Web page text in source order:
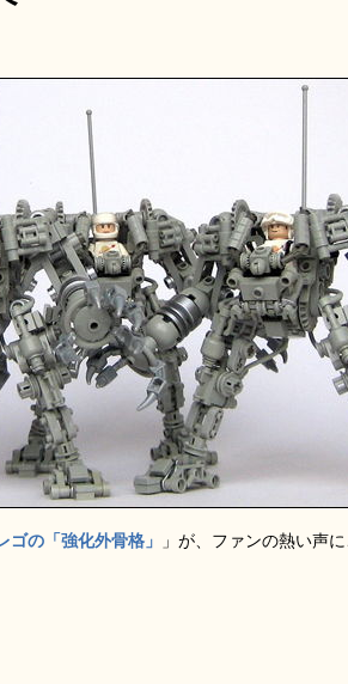
の「強化外骨格」 」が、ファンの熱い声